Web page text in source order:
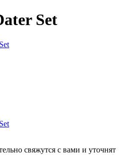
Set
свяжутся с вами и уточнят